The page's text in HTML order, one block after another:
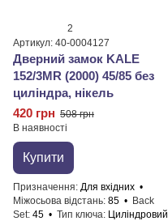
2
Артикул: 40-0004127
Дверний замок KALE
152/3MR (2000) 45/85 без
циліндра, нікель
420 грн 508 грн
В наявності
Купити
Призначення Для вхідних
Міжосьова відстань 85
Back
Set 45 Тип ключа Циліндровий